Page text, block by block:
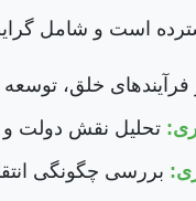
است و شامل
فرآیندهای خلق،
تحلیل نقش دولت
بررسی چگونگی